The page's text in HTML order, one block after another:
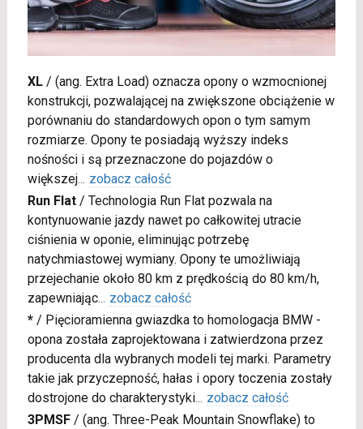
XL/ (ang. Extra Load) oznacza opony o wzmocnionej
konstrukcji, pozwalającej na zwiększone obciążenie w
porównaniu do standardowych opon o tym samym
rozmiarze. Opony te posiadają wyższy indeks
nośności i są przeznaczone do pojazdów o
większej... zobacz całość
Run Flat/ Technologia Run Flat pozwala na
kontynuowanie jazdy nawet po całkowitej utracie
ciśnienia w oponie, eliminując potrzebę
natychmiastowej wymiany. Opony te umożliwiają
przejechanie około 80 km z prędkością do 80 km/h,
zapewniając... zobacz całość
*/ Pięcioramienna gwiazdka to homologacja BMW -
opona została zaprojektowana i zatwierdzona przez
producenta dla wybranych modeli tej marki. Parametry
takie jak przyczepność, hałas i opory toczenia zostały
dostrojone do charakterystyki... zobacz całość
3PMSF/ (ang. Three-Peak Mountain Snowflake) to